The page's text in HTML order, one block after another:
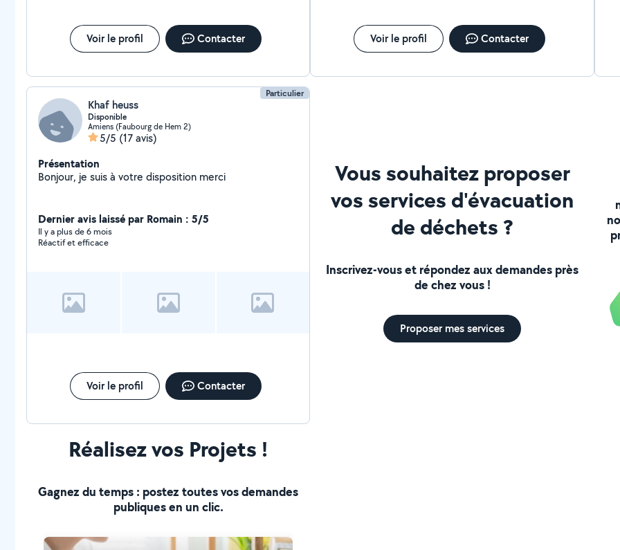
Voir le profil Contacter Voir le profil Contacter
Particulier
Khaf heuss
Disponible
Amiens (Faubourg de Hem 2)
5/5 (17 avis)
Présentation
Bonjour, je suis à votre disposition merci
Dernier avis laissé par Romain : 5/5
Il y a plus de 6 mois
Réactif et efficace
Voir le profil Contacter
Vous souhaitez proposer
vos services d'évacuation
de déchets ?
Inscrivez-vous et répondez aux demandes près
de chez vous !
Proposer mes services
Réalisez vos Projets !
Gagnez du temps : postez toutes vos demandes
publiques en un clic.